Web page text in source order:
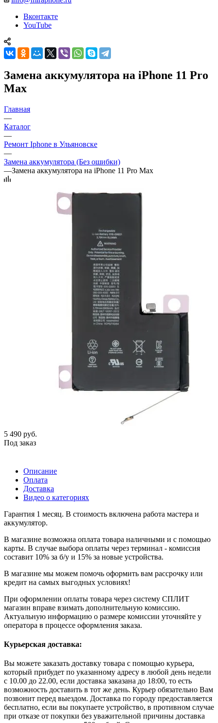
Вконтакте
YouTube
Замена аккумулятора на iPhone 11 Pro
Max
Главная
—
Каталог
—
Ремонт Iphone в Ульяновске
—
Замена аккумулятора (Без ошибки)
—Замена аккумулятора на iPhone 11 Pro Max
5 490 руб.
Под заказ
Описание
Оплата
Доставка
Видео о категориях
Гарантия 1 месяц. В стоимость включена работа мастера и
аккумулятор.
В магазине возможна оплата товара наличными и с помощью
карты. В случае выбора оплаты через терминал - комиссия
составит 10% за б/у и 15% за новые устройства.
В магазине мы можем помочь оформить вам рассрочку или
кредит на самых выгодных условиях!
При оформлении оплаты товара через систему СПЛИТ
магазин вправе взимать дополнительную комиссию.
Актуальную информацию о размере комиссии уточняйте у
оператора в процессе оформления заказа.
Курьерская доставка:
Вы можете заказать доставку товара с помощью курьера,
который прибудет по указанному адресу в любой день недели
с 10.00 до 22.00, если доставка заказана до 18:00, то есть
возможность доставить в тот же день. Курьер обязательно Вам
позвонит перед выездом. Доставка по городу предоставляется
бесплатно, если вы покупаете устройство, в противном случае
при отказе от покупки без уважительной причины доставка